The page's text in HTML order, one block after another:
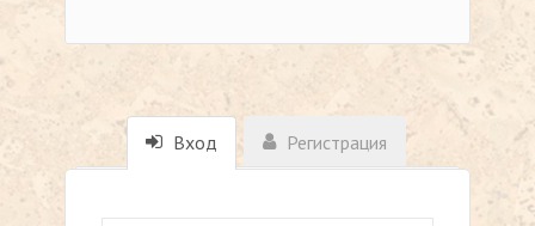
Вход Регистрация